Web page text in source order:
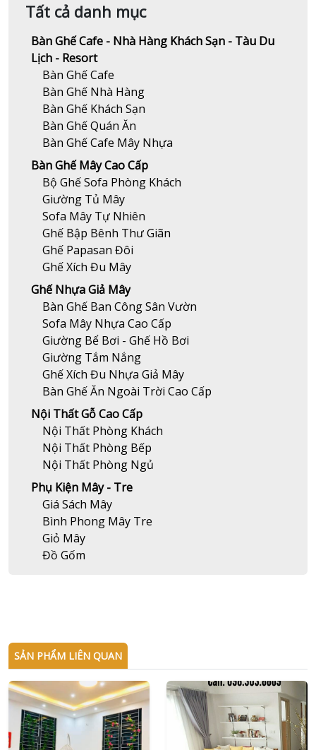
Tất cả danh mục
Bàn Ghế Cafe - Nhà Hàng Khách Sạn - Tàu Du
Lịch - Resort
Bàn Ghế Cafe
Bàn Ghế Nhà Hàng
Bàn Ghế Khách Sạn
Bàn Ghế Quán Ăn
Bàn Ghế Cafe Mây Nhựa
Bàn Ghế Mây Cao Cấp
Bộ Ghế Sofa Phòng Khách
Giường Tủ Mây
Sofa Mây Tự Nhiên
Ghế Bập Bênh Thư Giãn
Ghế Papasan Đôi
Ghế Xích Đu Mây
Ghế Nhựa Giả Mây
Bàn Ghế Ban Công Sân Vườn
Sofa Mây Nhựa Cao Cấp
Giường Bể Bơi - Ghế Hồ Bơi
Giường Tắm Nắng
Ghế Xích Đu Nhựa Giả Mây
Bàn Ghế Ăn Ngoài Trời Cao Cấp
Nội Thất Gỗ Cao Cấp
Nội Thất Phòng Khách
Nội Thất Phòng Bếp
Nội Thất Phòng Ngủ
Phụ Kiện Mây - Tre
Giá Sách Mây
Bình Phong Mây Tre
Giỏ Mây
Đồ Gốm
SẢN PHẨM LIÊN QUAN